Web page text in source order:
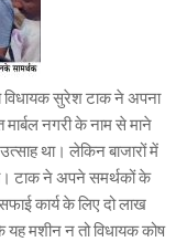
विधायक सुरेश टाक ने अपना
नगरी के नाम से माने
था। लेकिन बाजारों में
टाक ने अपने समर्थकों के
कार्य के लिए दो लाख
यह मशीन न तो विधायक कोष